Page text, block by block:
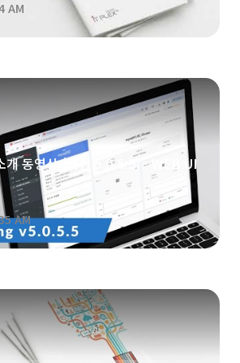
AM
동영상 (버전 5.0.5.5) - WEB UI
AM